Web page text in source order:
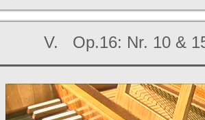
V. Op.16: Nr. 10 &